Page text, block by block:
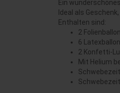
Ein
Ideal als
Enthalten sind:
2
6
2 Konfetti-
Mit Helium